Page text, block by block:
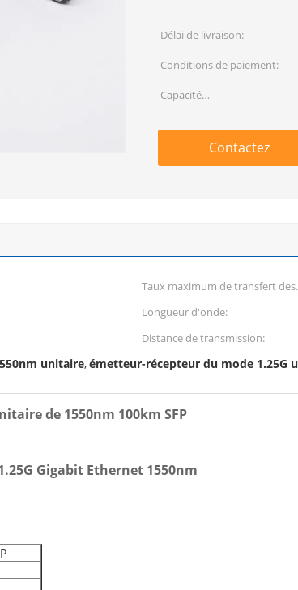
Délai de livraison:
Conditions de paiement:
Capacité
Contactez
Taux maximum de transfert des
données:
Longueur d'onde:
Distance de transmission:
unitaire,émetteur-récepteur du mode 1.25G
de 1550nm 100km SFP
Gigabit Ethernet 1550nm